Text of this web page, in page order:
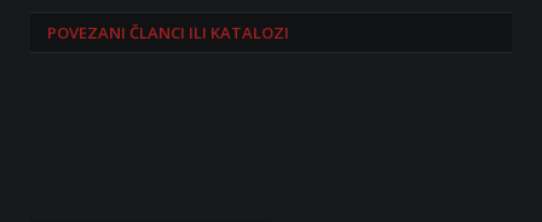
POVEZANI ČLANCI ILI KATALOZI